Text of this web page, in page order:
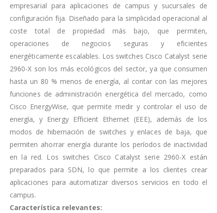
empresarial para aplicaciones de campus y sucursales de
configuración fija. Diseñado para la simplicidad operacional al
coste total de propiedad más bajo, que permiten,
operaciones de negocios seguras y eficientes
energéticamente escalables. Los switches Cisco Catalyst serie
2960-X son los más ecológicos del sector, ya que consumen
hasta un 80 % menos de energía, al contar con las mejores
funciones de administración energética del mercado, como
Cisco EnergyWise, que permite medir y controlar el uso de
energía, y Energy Efficient Ethernet (EEE), además de los
modos de hibernación de switches y enlaces de baja, que
permiten ahorrar energía durante los períodos de inactividad
en la red. Los switches Cisco Catalyst serie 2960-X están
preparados para SDN, lo que permite a los clientes crear
aplicaciones para automatizar diversos servicios en todo el
campus.
Característica relevantes: